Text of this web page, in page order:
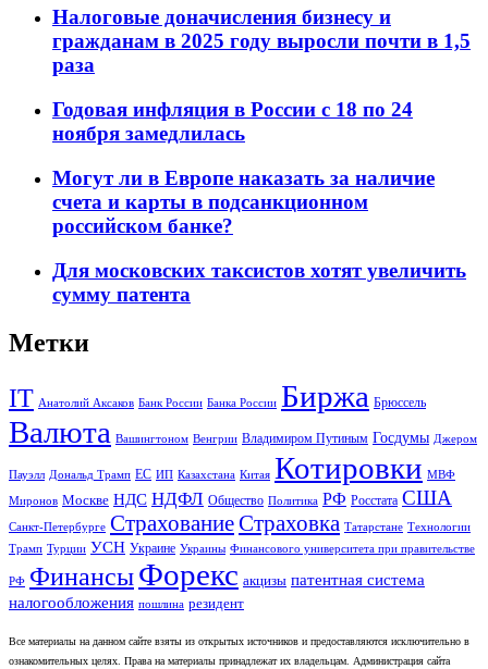
Налоговые доначисления бизнесу и
гражданам в 2025 году выросли почти в 1,5
раза
Годовая инфляция в России с 18 по 24
ноября замедлилась
Могут ли в Европе наказать за наличие
счета и карты в подсанкционном
российском банке?
Для московских таксистов хотят увеличить
сумму патента
Метки
IT Анатолий Аксаков Банк России Банка России Биржа Брюссель
Валюта Вашингтоном Венгрии Владимиром Путиным Госдумы Джером
Пауэлл Дональд Трамп ЕС ИП Казахстана Китая Котировки МВФ
Миронов Москве НДС НДФЛ Общество Политика РФ Росстата США
Санкт-Петербурге СтрахованиеСтраховка Татарстане Технологии
Трамп Турции УСН Украине Украины Финансового университета при правительстве
РФ ФинансыФорекс акцизы патентная система
налогообложения пошлина резидент
Все материалы на данном сайте взяты из открытых источников и предоставляются исключительно в
ознакомительных целях. Права на материалы принадлежат их владельцам. Администрация сайта